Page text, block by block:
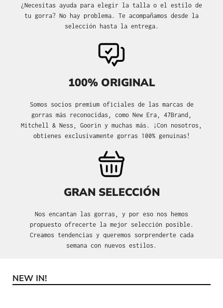
¿Necesitas ayuda para elegir la talla o el estilo de
tu gorra? No hay problema. Te acompañamos desde la
selección hasta la entrega.
100% ORIGINAL
Somos socios premium oficiales de las marcas de
gorras más reconocidas, como New Era, 47Brand,
Mitchell & Ness, Goorin y muchas más. ¡Con nosotros,
obtienes exclusivamente gorras 100% genuinas!
GRAN SELECCIÓN
Nos encantan las gorras, y por eso nos hemos
propuesto ofrecerte la mejor selección posible.
Creamos tendencias y queremos sorprenderte cada
semana con nuevos estilos.
Omitir la galería de productos
NEW IN!